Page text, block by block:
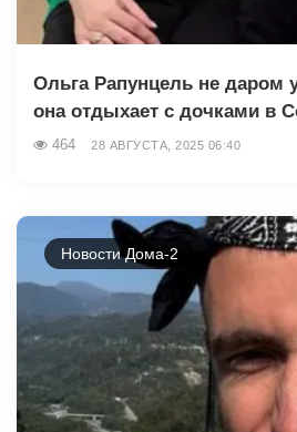
Ольга Рапунцель не даром
она отдыхает с дочками в
464 28 АВГУСТА, 2025 06:40
Новости Дома-2